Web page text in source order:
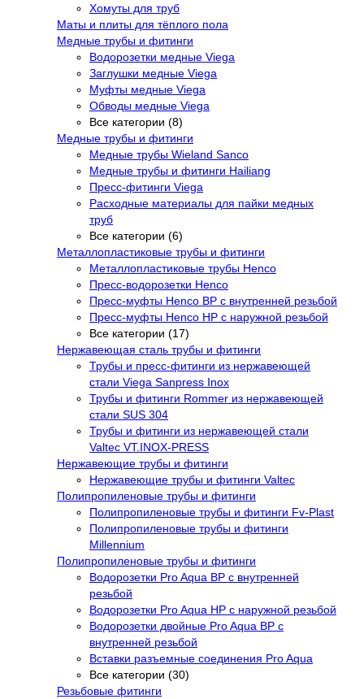
Хомуты для труб
Маты и плиты для тёплого пола
Медные трубы и фитинги
Водорозетки медные Viega
Заглушки медные Viega
Муфты медные Viega
Обводы медные Viega
Все категории (8)
Медные трубы и фитинги
Медные трубы Wieland Sanco
Медные трубы и фитинги Hailiang
Пресс-фитинги Viega
Расходные материалы для пайки медных
труб
Все категории (6)
Металлопластиковые трубы и фитинги
Металлопластиковые трубы Henco
Пресс-водорозетки Henco
Пресс-муфты Henco ВР с внутренней резьбой
Пресс-муфты Henco НР с наружной резьбой
Все категории (17)
Нержавеющая сталь трубы и фитинги
Трубы и пресс-фитинги из нержавеющей
стали Viega Sanpress Inox
Трубы и фитинги Rommer из нержавеющей
стали SUS 304
Трубы и фитинги из нержавеющей стали
Valtec VT.INOX-PRESS
Нержавеющие трубы и фитинги
Нержавеющие трубы и фитинги Valtec
Полипропиленовые трубы и фитинги
Полипропиленовые трубы и фитинги Fv-Plast
Полипропиленовые трубы и фитинги
Millennium
Полипропиленовые трубы и фитинги
Водорозетки Pro Aqua ВР с внутренней
резьбой
Водорозетки Pro Aqua НР с наружной резьбой
Водорозетки двойные Pro Aqua ВР с
внутренней резьбой
Вставки разъемные соединения Pro Aqua
Все категории (30)
Резьбовые фитинги